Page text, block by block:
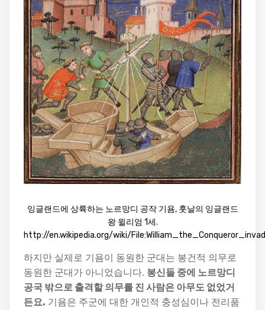
잉글랜드에 상륙하는 노르망디 공작 기욤, 훗날의 잉글랜드
왕 윌리엄 1세.
http://en.wikipedia.org/wiki/
하지만 실제로 기욤이 동원한 군대는 봉건적 의무로
동원한 군대가 아니었습니다. 봉신들 중에 노르망디
공국 밖으로 출격할 의무를 진 사람은 아무도 없었거
든요. 기욤은 주군에 대한 개인적 충성심이나 전리품